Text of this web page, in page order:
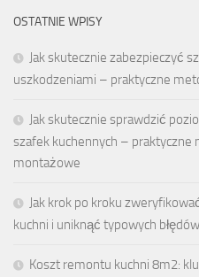
OSTATNIE WPISY
Jak skutecznie zabezpieczyć
uszkodzeniami – praktyczne
Jak skutecznie sprawdzić
szafek kuchennych – praktyczne
montażowe
Jak krok po kroku
kuchni i uniknąć typowych błędów
Koszt remontu kuchni 8m2: